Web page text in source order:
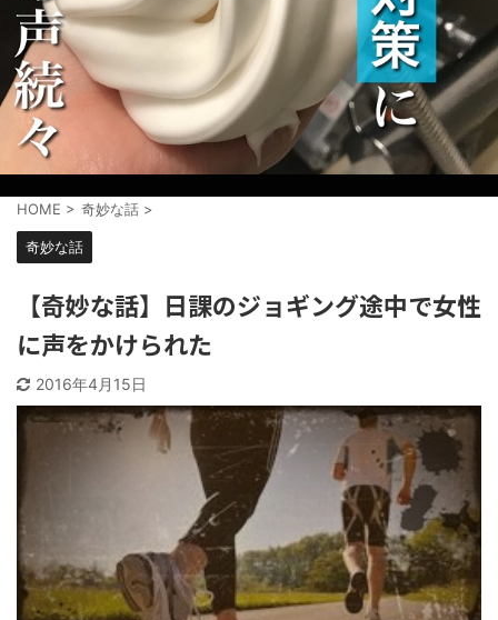
HOME > 奇妙な話 >
奇妙な話
【奇妙な話】日課のジョギング途中で女性
に声をかけられた
2016年4月15日